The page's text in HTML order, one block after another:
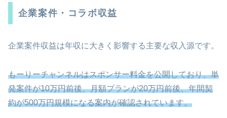
企業案件・コラボ収益
企業案件収益は年収に大きく影響する主要な収入源です。
もーりーチャンネルはスポンサー料金を公開しており、単
発案件が10万円前後、月額プランが20万円前後、年間契
約が500万円規模になる案内が確認されています。